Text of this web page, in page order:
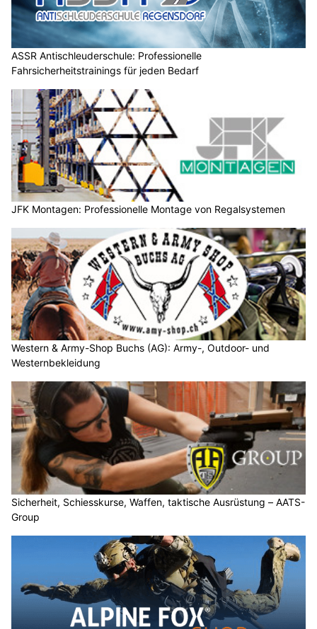
ASSR Antischleuderschule: Professionelle
Fahrsicherheitstrainings für jeden Bedarf
JFK Montagen: Professionelle Montage von Regalsystemen
Western & Army-Shop Buchs (AG): Army-, Outdoor- und
Westernbekleidung
Sicherheit, Schiesskurse, Waffen, taktische Ausrüstung – AATS-
Group